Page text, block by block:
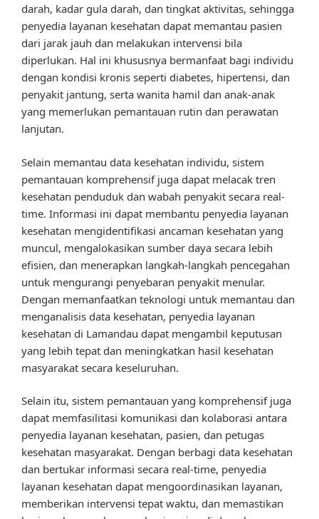
darah, kadar gula darah, dan tingkat aktivitas, sehingga
penyedia layanan kesehatan dapat memantau pasien
dari jarak jauh dan melakukan intervensi bila
diperlukan. Hal ini khususnya bermanfaat bagi individu
dengan kondisi kronis seperti diabetes, hipertensi, dan
penyakit jantung, serta wanita hamil dan anak-anak
yang memerlukan pemantauan rutin dan perawatan
lanjutan.
Selain memantau data kesehatan individu, sistem
pemantauan komprehensif juga dapat melacak tren
kesehatan penduduk dan wabah penyakit secara real-
time. Informasi ini dapat membantu penyedia layanan
kesehatan mengidentifikasi ancaman kesehatan yang
muncul, mengalokasikan sumber daya secara lebih
efisien, dan menerapkan langkah-langkah pencegahan
untuk mengurangi penyebaran penyakit menular.
Dengan memanfaatkan teknologi untuk memantau dan
menganalisis data kesehatan, penyedia layanan
kesehatan di Lamandau dapat mengambil keputusan
yang lebih tepat dan meningkatkan hasil kesehatan
masyarakat secara keseluruhan.
Selain itu, sistem pemantauan yang komprehensif juga
dapat memfasilitasi komunikasi dan kolaborasi antara
penyedia layanan kesehatan, pasien, dan petugas
kesehatan masyarakat. Dengan berbagi data kesehatan
dan bertukar informasi secara real-time, penyedia
layanan kesehatan dapat mengoordinasikan layanan,
memberikan intervensi tepat waktu, dan memastikan